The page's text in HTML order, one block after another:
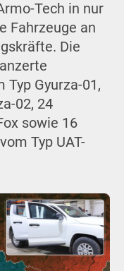
Tech in nur
Fahrzeuge an
Die
Gyurza-01,
02, 24
sowie 16
Typ UAT-